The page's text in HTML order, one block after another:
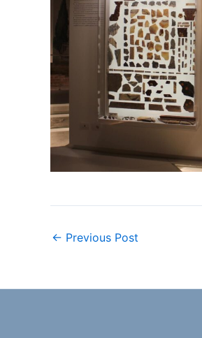
← Previous Post